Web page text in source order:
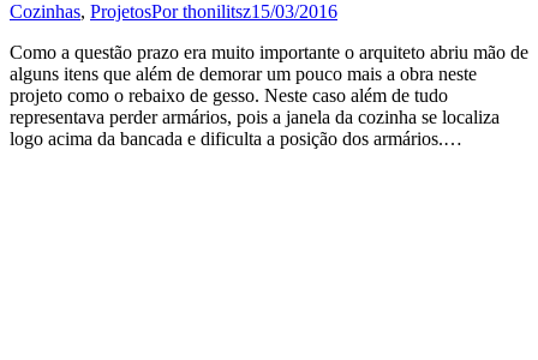
Cozinhas, ProjetosPorthonilitsz15/03/2016
Como a questão prazo era muito importante o arquiteto abriu mão de
alguns itens que além de demorar um pouco mais a obra neste
projeto como o rebaixo de gesso. Neste caso além de tudo
representava perder armários, pois a janela da cozinha se localiza
logo acima da bancada e dificulta a posição dos armários.…